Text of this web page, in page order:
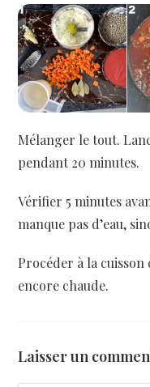
Mélanger le tout.
pendant 20 minutes.
Vérifier 5 minutes
manque pas d’eau,
Procéder à la
encore chaude.
Laisser un